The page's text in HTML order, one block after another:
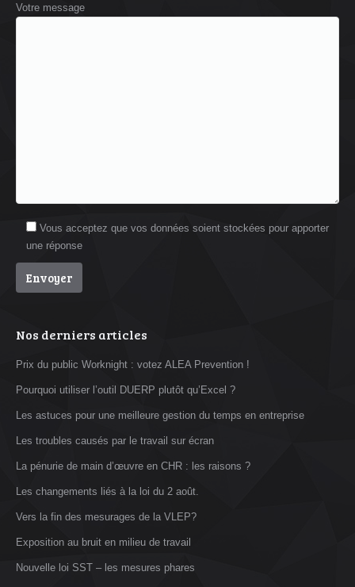
Votre message
Vous acceptez que vos données soient stockées pour apporter
une réponse
Nos derniers articles
Prix du public Worknight : votez ALEA Prevention !
Pourquoi utiliser l’outil DUERP plutôt qu’Excel ?
Les astuces pour une meilleure gestion du temps en entreprise
Les troubles causés par le travail sur écran
La pénurie de main d’œuvre en CHR : les raisons ?
Les changements liés à la loi du 2 août.
Vers la fin des mesurages de la VLEP?
Exposition au bruit en milieu de travail
Nouvelle loi SST – les mesures phares